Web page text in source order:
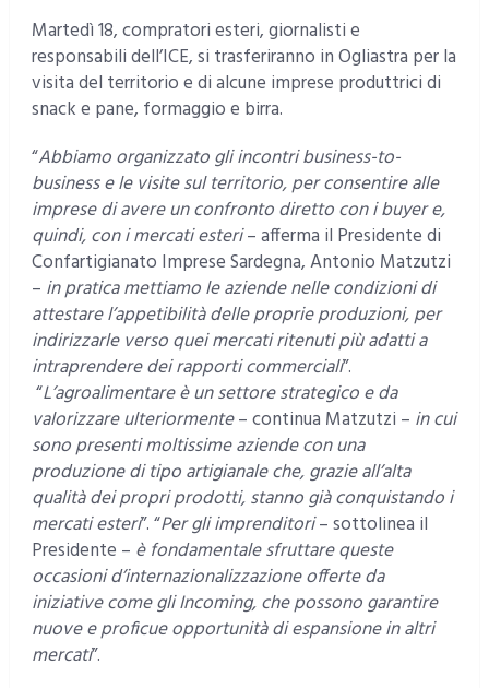
Martedì 18, compratori esteri, giornalisti e
responsabili dell’ICE, si trasferiranno in Ogliastra per la
visita del territorio e di alcune imprese produttrici di
snack e pane, formaggio e birra.
“Abbiamo organizzato gli incontri business-to-
business e le visite sul territorio, per consentire alle
imprese di avere un confronto diretto con i buyer e,
quindi, con i mercati esteri– afferma il Presidente di
Confartigianato Imprese Sardegna, Antonio Matzutzi
– in pratica mettiamo le aziende nelle condizioni di
attestare l’appetibilità delle proprie produzioni, per
indirizzarle verso quei mercati ritenuti più adatti a
intraprendere dei rapporti commerciali”.
“L’agroalimentare è un settore strategico e da
valorizzare ulteriormente– continua Matzutzi – in cui
sono presenti moltissime aziende con una
produzione di tipo artigianale che, grazie all’alta
qualità dei propri prodotti, stanno già conquistando i
mercati esteri”. “Per gli imprenditori– sottolinea il
Presidente – è fondamentale sfruttare queste
occasioni d’internazionalizzazione offerte da
iniziative come gli Incoming, che possono garantire
nuove e proficue opportunità di espansione in altri
mercati”.